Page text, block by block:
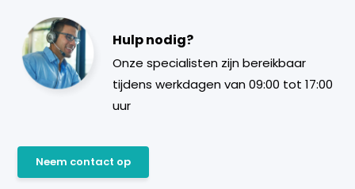
Hulp nodig?
Onze specialisten zijn bereikbaar
tijdens werkdagen van 09:00 tot 17:00
uur
Neem contact op